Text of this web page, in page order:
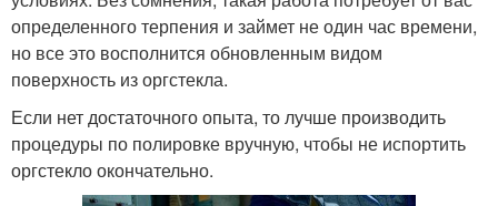
определенного терпения и займет не один час времени,
но все это восполнится обновленным видом
поверхность из оргстекла.
Если нет достаточного опыта, то лучше производить
процедуры по полировке вручную, чтобы не испортить
оргстекло окончательно.